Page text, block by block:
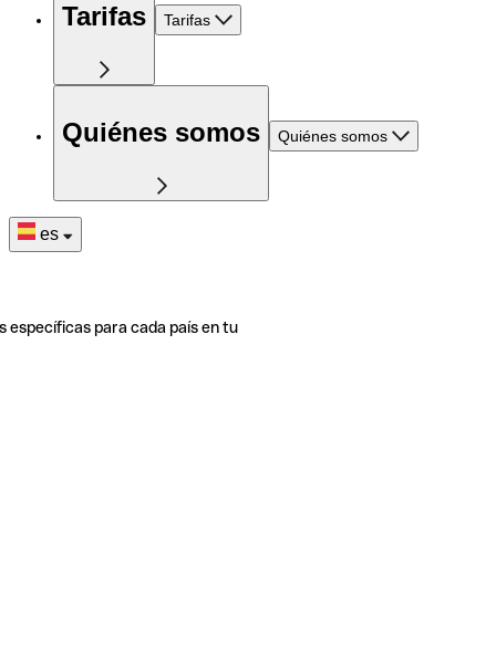
Tarifas Tarifas
Quiénes somos Quiénes somos
es
específicas para cada país en tu